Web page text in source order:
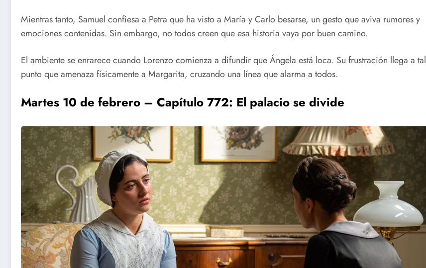
Mientras tanto, Samuel confiesa a Petra que ha visto a María y Carlo besarse, un gesto que aviva rumores y
emociones contenidas. Sin embargo, no todos creen que esa historia vaya por buen camino.
El ambiente se enrarece cuando Lorenzo comienza a difundir que Ángela está loca. Su frustración llega a tal
punto que amenaza físicamente a Margarita, cruzando una línea que alarma a todos.
Martes 10 de febrero – Capítulo 772: El palacio se divide